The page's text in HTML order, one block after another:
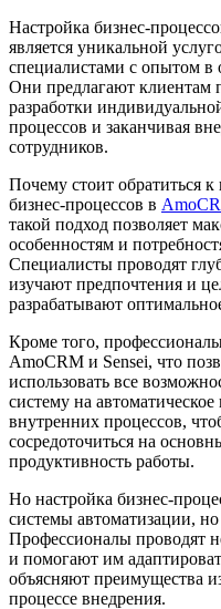
Настройка бизнес-
является уникальной
специалистами с опытом в
Они предлагают клиентам
разработки
процессов и заканчивая
сотрудников.
Почему стоит обратиться
бизнес-процессов в
такой подход позволяет
особенностям и
Специалисты проводят
изучают предпочтения и
разрабатывают
Кроме того,
AmoCRM и Sensei, что
использовать все
систему на
внутренних процессов,
сосредоточиться на
продуктивность работы.
Но настройка бизнес-
системы автоматизации,
Профессионалы проводят
и помогают им
объясняют преимущества
процессе внедрения.